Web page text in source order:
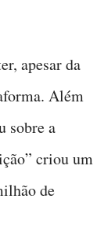
apesar da
Além
sobre a
criou um
de